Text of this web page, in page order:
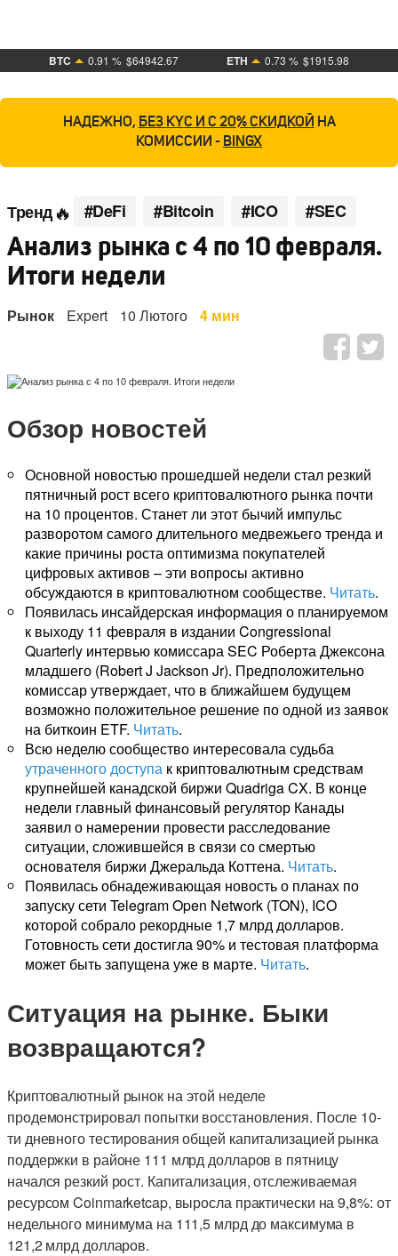
BTC 0.91 % $64942.67 ETH 0.73 % $1915.98
НАДЕЖНО, БЕЗ KYC И С 20% СКИДКОЙ НА
КОМИССИИ - BINGX
Тренд #DeFi #Bitcoin #ICO #SEC
Анализ рынка с 4 по 10 февраля.
Итоги недели
Рынок Expert 10 Лютого 4 мин
Обзор новостей
Основной новостью прошедшей недели стал резкий
пятничный рост всего криптовалютного рынка почти
на 10 процентов. Станет ли этот бычий импульс
разворотом самого длительного медвежьего тренда и
какие причины роста оптимизма покупателей
цифровых активов – эти вопросы активно
обсуждаются в криптовалютном сообществе. Читать.
Появилась инсайдерская информация о планируемом
к выходу 11 февраля в издании Congressional
Quarterly интервью комиссара SEC Роберта Джексона
младшего (Robert J Jackson Jr). Предположительно
комиссар утверждает, что в ближайшем будущем
возможно положительное решение по одной из заявок
на биткоин ETF. Читать.
Всю неделю сообщество интересовала судьба
утраченного доступа к криптовалютным средствам
крупнейшей канадской биржи Quadriga CX. В конце
недели главный финансовый регулятор Канады
заявил о намерении провести расследование
ситуации, сложившейся в связи со смертью
основателя биржи Джеральда Коттена. Читать.
Появилась обнадеживающая новость о планах по
запуску сети Telegram Open Network (TON), ICO
которой собрало рекордные 1,7 млрд долларов.
Готовность сети достигла 90% и тестовая платформа
может быть запущена уже в марте. Читать.
Ситуация на рынке. Быки
возвращаются?
Криптовалютный рынок на этой неделе
продемонстрировал попытки восстановления. После 10-
ти дневного тестирования общей капитализацией рынка
поддержки в районе 111 млрд долларов в пятницу
начался резкий рост. Капитализация, отслеживаемая
ресурсом Coinmarketcap, выросла практически на 9,8%: от
недельного минимума на 111,5 млрд до максимума в
121,2 млрд долларов.